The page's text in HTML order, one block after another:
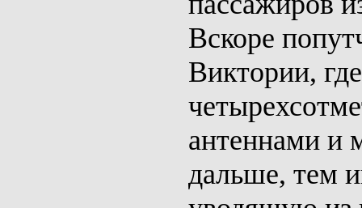
Вскоре
Виктории,
антеннами и
дальше, тем